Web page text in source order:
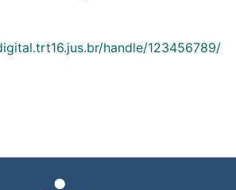
handle/123456789/